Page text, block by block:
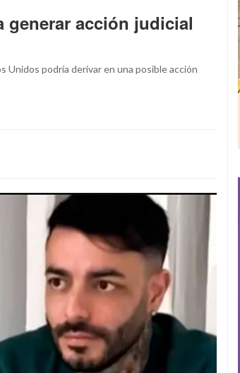
generar acción judicial
Unidos podría derivar en una posible acción